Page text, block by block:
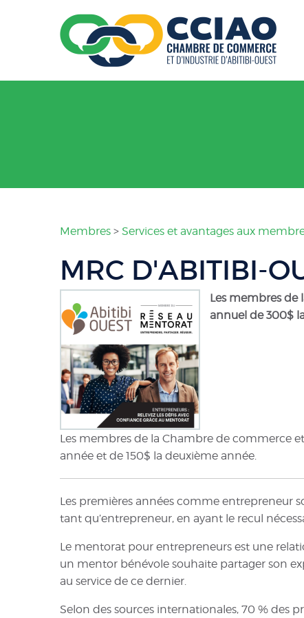
Membres > Services et avantages aux
MRC D'ABITIBI-
Les membres de
annuel de 300$
Les membres de la Chambre de commerce
année et de 150$ la deuxième année.
Les premières années comme entrepreneur
tant qu’entrepreneur, en ayant le recul
Le mentorat pour entrepreneurs est une
un mentor bénévole souhaite partager son
au service de ce dernier.
Selon des sources internationales, 70 % des